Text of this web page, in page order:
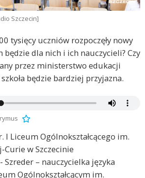
Szczecin]
tysięcy uczniów rozpoczęły nowy
będzie dla nich i ich nauczycieli? Czy
przez ministerstwo edukacji
będzie bardziej przyjazna.
I Liceum Ogólnokształcącego im.
Curie w Szczecinie
Szreder – nauczycielka języka
Ogólnokształcącym im.